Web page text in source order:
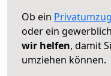
Ob ein Privatumzug
oder ein
wir helfen, damit
umziehen können.